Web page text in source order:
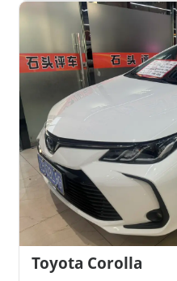
Toyota Corolla